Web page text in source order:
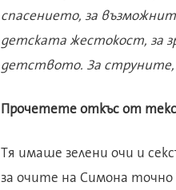
спасението, за
детската жестокост, за
детството. За струните,
Прочетете откъс от
Тя имаше зелени очи и
за очите на Симона